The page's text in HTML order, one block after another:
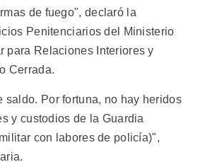
de fuego", declaró la
Penitenciarios del Ministerio
para Relaciones Interiores y
Cerrada.
saldo. Por fortuna, no hay heridos
y custodios de la Guardia
con labores de policía)",